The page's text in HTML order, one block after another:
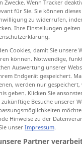
Zwecke. Wenn Tracker
für Sie. Sie können
zu widerrufen,
Ihre Einstellungen
Cookies, damit Sie unsere
können. Notwendige,
Auswertung unserer
Endgerät gespeichert.
werden nur
geben. Klicken Sie
Besuche unserer
Hinweise zu der
unser Impressum.
Partner